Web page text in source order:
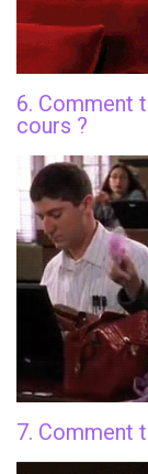
6. Comment
cours ?
7. Comment